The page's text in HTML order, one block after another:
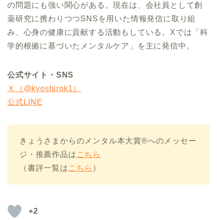
の問題にも強い関心がある。現在は、会社員として創
薬研究に携わりつつSNSを用いた情報発信に取り組
み、心身の健康に貢献する活動もしている。Xでは「科
学的根拠に基づいたメンタルケア」を主に発信中。
公式サイト・SNS
Ｘ（@kyoshirok1）
公式LINE
きょうさまからのメンタル本大賞®へのメッセー
ジ・推薦作品は こちら
（書評一覧は こちら ）
+2